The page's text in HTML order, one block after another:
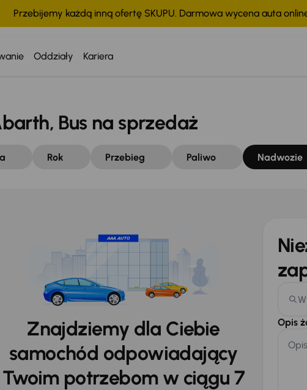
Przebijemy każdą inną ofertę SKUPU. Darmowa wycena auta
Oddziały Kariera
Bus na sprzedaż
Rok Przebieg Paliwo Nadwozie
Znajdziemy dla Ciebie
samochód odpowiadający
Twoim potrzebom w ciągu 7
Opis